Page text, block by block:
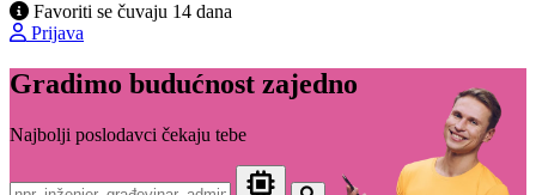
Favoriti se čuvaju 14 dana
Prijava
Gradimo budućnost zajedno
Najbolji poslodavci čekaju tebe